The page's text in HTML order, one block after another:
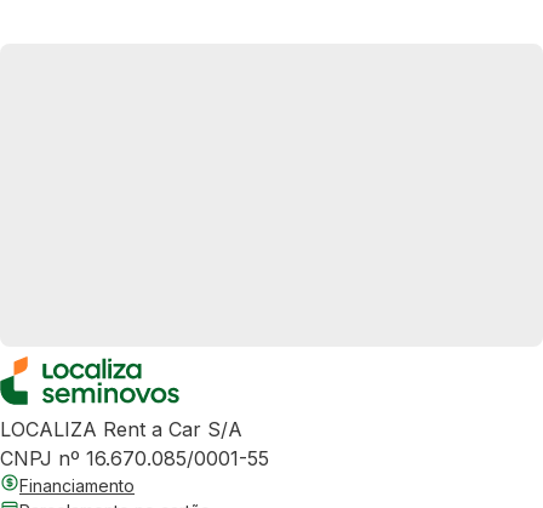
LOCALIZA Rent a Car S/A
CNPJ nº 16.670.085/0001-55
Financiamento